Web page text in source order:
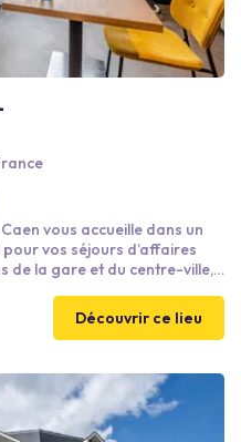
vous accueille dans un
vos séjours d’affaires
de la gare et du centre-ville, il
Découvrir ce lieu